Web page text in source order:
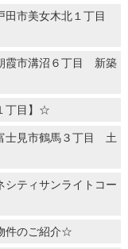
田市美女木北１丁目
霞市溝沼６丁目 新築
丁目】☆
士見市鶴馬３丁目 土
ティサンライトコー
件のご紹介☆